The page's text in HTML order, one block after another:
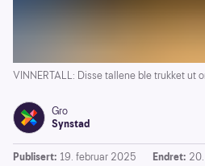
VINNERTALL: Disse tallene ble trukket ut
Gro
Synstad
Publisert: 19. februar 2025 Endret: